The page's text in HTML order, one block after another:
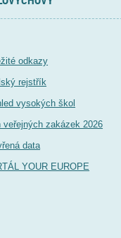
odkazy
rejstřík
vysokých škol
veřejných zakázek 2026
data
YOUR EUROPE